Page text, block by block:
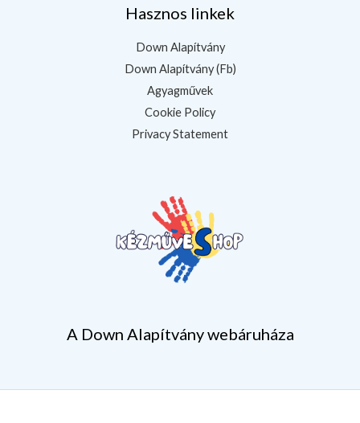
Hasznos linkek
Down Alapítvány
Down Alapítvány (Fb)
Agyagművek
Cookie Policy
Privacy Statement
A Down Alapítvány webáruháza